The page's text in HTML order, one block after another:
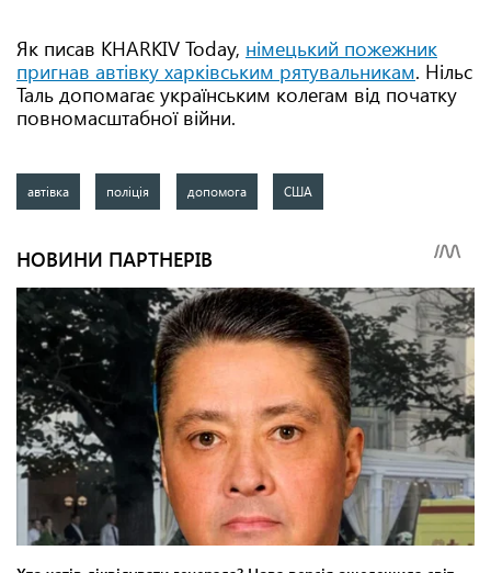
Як писав KHARKIV Today, німецький пожежник
пригнав автівку харківським рятувальникам. Нільс
Таль допомагає українським колегам від початку
повномасштабної війни.
автівка поліція допомога США